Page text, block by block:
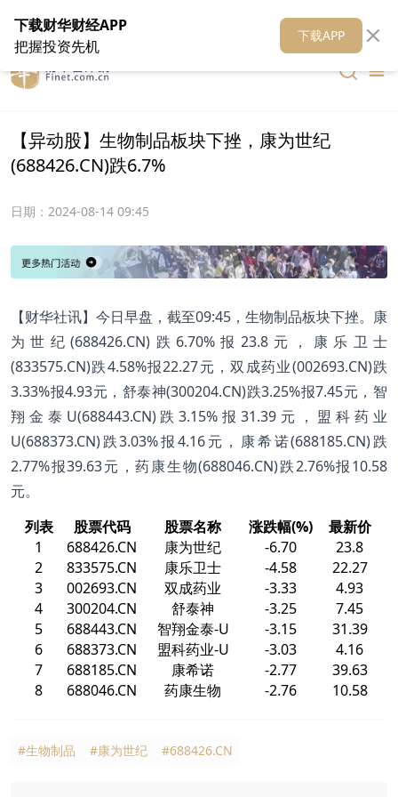
在线客服 关于我们 财华媒体矩阵 财华智库
【异动股】生物制品板块下挫，康为世纪
(688426.CN)跌6.7%
日期： 2024-08-14 09:45
【财华社讯】今日早盘，截至09:45，生物制品板块下挫。康
为世纪(688426.CN)跌6.70%报23.8元，康乐卫士
(833575.CN)跌4.58%报22.27元，双成药业(002693.CN)跌
3.33%报4.93元，舒泰神(300204.CN)跌3.25%报7.45元，智
翔金泰U(688443.CN)跌3.15%报31.39元，盟科药业
U(688373.CN)跌3.03%报4.16元，康希诺(688185.CN)跌
2.77%报39.63元，药康生物(688046.CN)跌2.76%报10.58
元。
列表
股票代码 股票名称 涨跌幅(%)
最新价
1
688426.CN 康为世纪 -6.70
23.8
2
833575.CN 康乐卫士 -4.58
22.27
3
002693.CN 双成药业 -3.33
4.93
4
300204.CN 舒泰神 -3.25
7.45
5
688443.CN 智翔金泰-U -3.15
31.39
6
688373.CN 盟科药业-U -3.03
4.16
7
688185.CN 康希诺 -2.77
39.63
8
688046.CN 药康生物 -2.76 10.58
#生物制品 #康为世纪 #688426.CN
下载财华财经APP
把握投资先机
下载APP